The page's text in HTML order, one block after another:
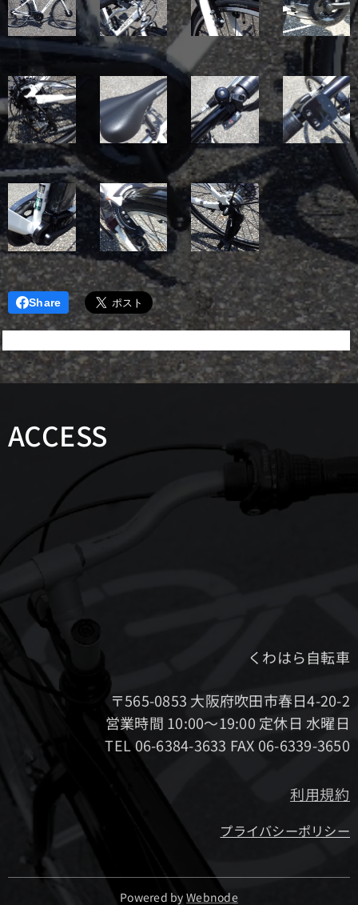
Share
ACCESS
くわはら自転車
〒565-0853 大阪府吹田市春日4-20-2
営業時間 10:00～19:00 定休日 水曜日
TEL 06-6384-3633 FAX 06-6339-3650
利用規約
プライバシーポリシー
Powered byWebnode